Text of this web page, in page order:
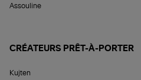
Assouline
CRÉATEURS PRÊT-À-PORTER
Kujten